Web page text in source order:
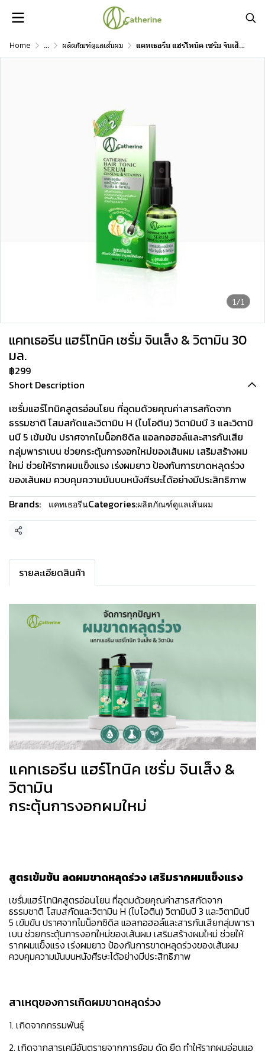
Home ... ผลิตภัณฑ์ดูแลเส้นผม แคทเธอรีน แฮร์โทนิค เซรั่ม จินเส็ง & วิตามิน 30 มล.
1/1
แคทเธอรีน แฮร์โทนิค เซรั่ม จินเส็ง & วิตามิน 30
มล.
฿299
Short Description
เซรั่มแฮร์โทนิคสูตรอ่อนโยน ที่อุดมด้วยคุณค่าสารสกัดจาก
ธรรมชาติ โสมสกัดและวิตามิน H (ไบโอติน) วิตามินบี 3 และวิตามิ
นบี 5 เข้มข้น ปราศจากไมน็อกซิดิล แอลกอฮอล์และสารกันเสีย
กลุ่มพาราเบน ช่วยกระตุ้นการงอกใหม่ของเส้นผม เสริมสร้างผม
ใหม่ ช่วยให้รากผมแข็งแรง เร่งผมยาว ป้องกันการขาดหลุดร่วง
ของเส้นผม ควบคุมความมันบนหนังศีรษะได้อย่างมีประสิทธิภาพ
Brands:
แคทเธอรีนCategories:ผลิตภัณฑ์ดูแลเส้นผม
Share
รายละเอียดสินค้า
แคทเธอรีน แฮร์โทนิค เซรั่ม จินเส็ง &
วิตามิน
กระตุ้นการงอกผมใหม่
สูตรเข้มข้น ลดผมขาดหลุดร่วง เสริมรากผมแข็งแรง
เซรั่มแฮร์โทนิคสูตรอ่อนโยน ที่อุดมด้วยคุณค่าสารสกัดจาก
ธรรมชาติ โสมสกัดและวิตามิน H (ไบโอติน) วิตามินบี 3 และวิตามินบี
5 เข้มข้น ปราศจากไมน็อกซิดิล แอลกอฮอล์และสารกันเสียกลุ่มพารา
เบน ช่วยกระตุ้นการงอกใหม่ของเส้นผม เสริมสร้างผมใหม่ ช่วยให้
รากผมแข็งแรง เร่งผมยาว ป้องกันการขาดหลุดร่วงของเส้นผม
ควบคุมความมันบนหนังศีรษะได้อย่างมีประสิทธิภาพ
สาเหตุของการเกิดผมขาดหลุดร่วง
1. เกิดจากกรรมพันธุ์
2. เกิดจากสารเคมีอันตรายจากการย้อม ดัด ยืด ทำให้รากผมอ่อนแอ